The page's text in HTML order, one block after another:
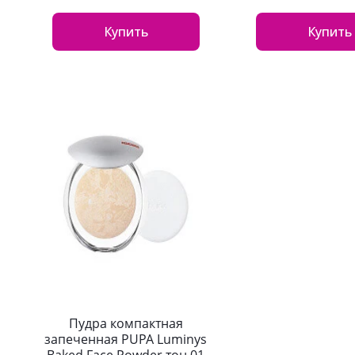
Купить Купить
Пудра компактная
запеченная PUPA Luminys